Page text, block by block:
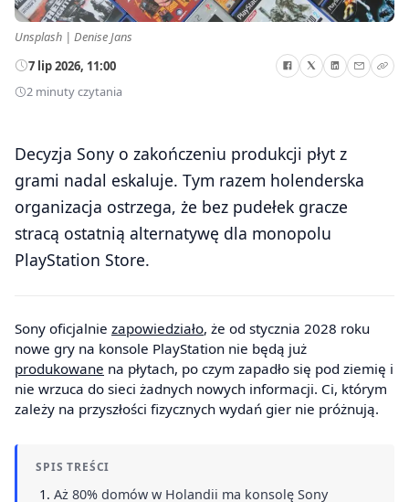
Unsplash | Denise Jans
7 lip 2026, 11:00
2 minuty czytania
Decyzja Sony o zakończeniu produkcji płyt z
grami nadal eskaluje. Tym razem holenderska
organizacja ostrzega, że bez pudełek gracze
stracą ostatnią alternatywę dla monopolu
PlayStation Store.
Sony oficjalnie zapowiedziało, że od stycznia 2028 roku
nowe gry na konsole PlayStation nie będą już
produkowane na płytach, po czym zapadło się pod ziemię i
nie wrzuca do sieci żadnych nowych informacji. Ci, którym
zależy na przyszłości fizycznych wydań gier nie próżnują.
SPIS TREŚCI
Aż 80% domów w Holandii ma konsolę Sony